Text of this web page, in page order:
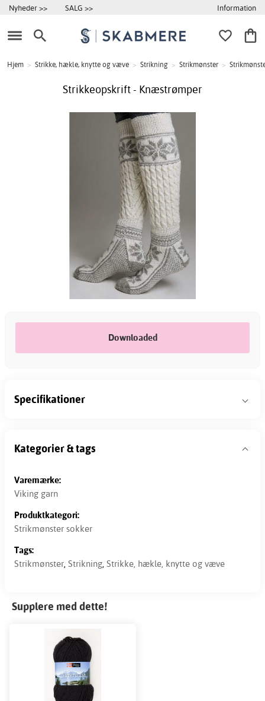
Nyheder >> SALG >> Information
Hjem > Strikke, hækle, knytte og væve > Strikning > Strikmønster >
Strikkeopskrift - Knæstrømper
Downloaded
Specifikationer
Kategorier & tags
Varemærke:
Viking garn
Produktkategori:
Strikmønster sokker
Tags:
Strikmønster, Strikning, Strikke, hækle, knytte og væve
Supplere med dette!